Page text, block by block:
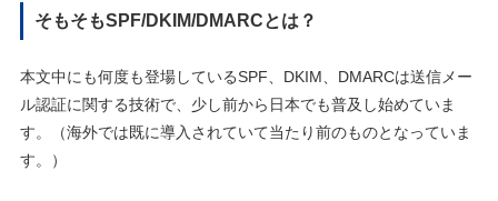
そもそもSPF/DKIM/DMARCとは？
本文中にも何度も登場しているSPF、DKIM、DMARCは送信メー
ル認証に関する技術で、少し前から日本でも普及し始めていま
す。（海外では既に導入されていて当たり前のものとなっていま
す。）